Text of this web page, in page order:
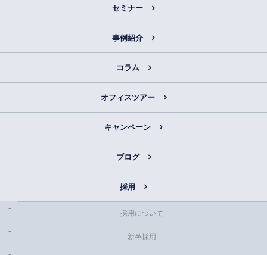
セミナー
事例紹介
コラム
オフィスツアー
キャンペーン
ブログ
採用
採用について
新卒採用